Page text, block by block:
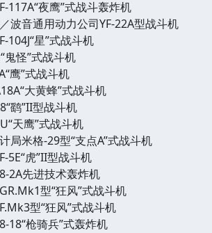
117A“夜鹰”式战斗轰炸机
波音通用动力公司YF-22A型战斗机
104J“星”式战斗机
鬼怪”式战斗机
鹰”式战斗机
大黄蜂”式战斗机
鹞”II型战斗机
天鹰”式战斗机
局米格-29型“支点A”式战斗机
5E“虎”II型战斗机
2A先进技术轰炸机
型“狂风”式战斗机
型“狂风”式战斗机
18“枪骑兵”式轰炸机